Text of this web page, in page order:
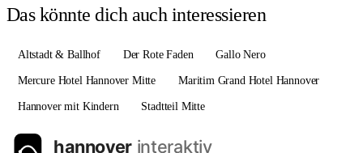
Das könnte dich auch interessieren
Altstadt & Ballhof Der Rote Faden Gallo Nero
Mercure Hotel Hannover Mitte Maritim Grand Hotel Hannover
Hannover mit Kindern Stadtteil Mitte